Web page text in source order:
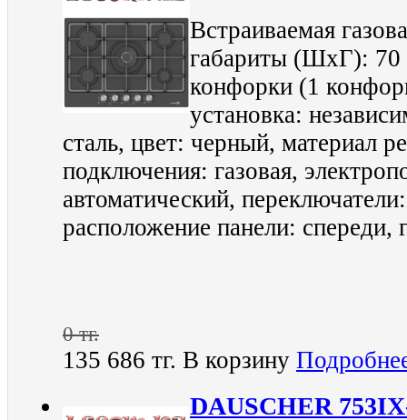
Встраиваемая
габариты (ШхГ): 70
конфорки (1
установка:
сталь, цвет: черный, материал
подключения: газовая,
автоматический,
расположение панели: спереди,
0 тг.
135 686 тг. В корзину
DAUSCHER